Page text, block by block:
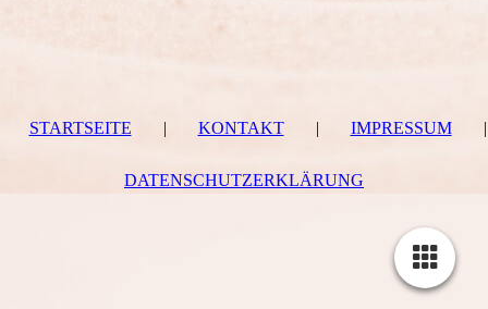
STARTSEITE | KONTAKT | IMPRESSUM |
DATENSCHUTZERKLÄRUNG